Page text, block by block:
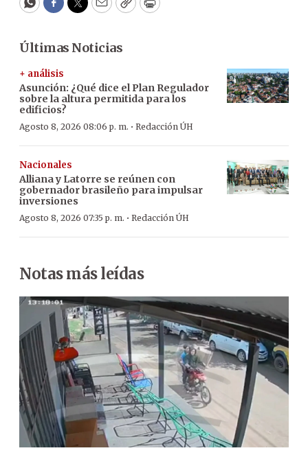
WhatsApp
Facebook
Twitter
EmailCopyPrint
Últimas Noticias
+ análisis
Asunción: ¿Qué dice el Plan Regulador
sobre la altura permitida para los
edificios?
Agosto 8, 2026 08:06 p. m. · Redacción ÚH
Nacionales
Alliana y Latorre se reúnen con
gobernador brasileño para impulsar
inversiones
Agosto 8, 2026 07:35 p. m. · Redacción ÚH
Notas más leídas